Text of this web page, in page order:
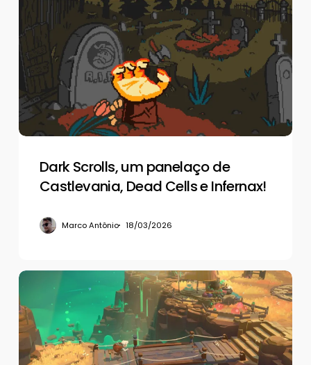
um
panelaço
de
Castlevania,
Dead
Cells
e
Dark Scrolls, um panelaço de
Castlevania, Dead Cells e Infernax!
Marco Antônio 18/03/2026
De
volta
aos
negócios
em